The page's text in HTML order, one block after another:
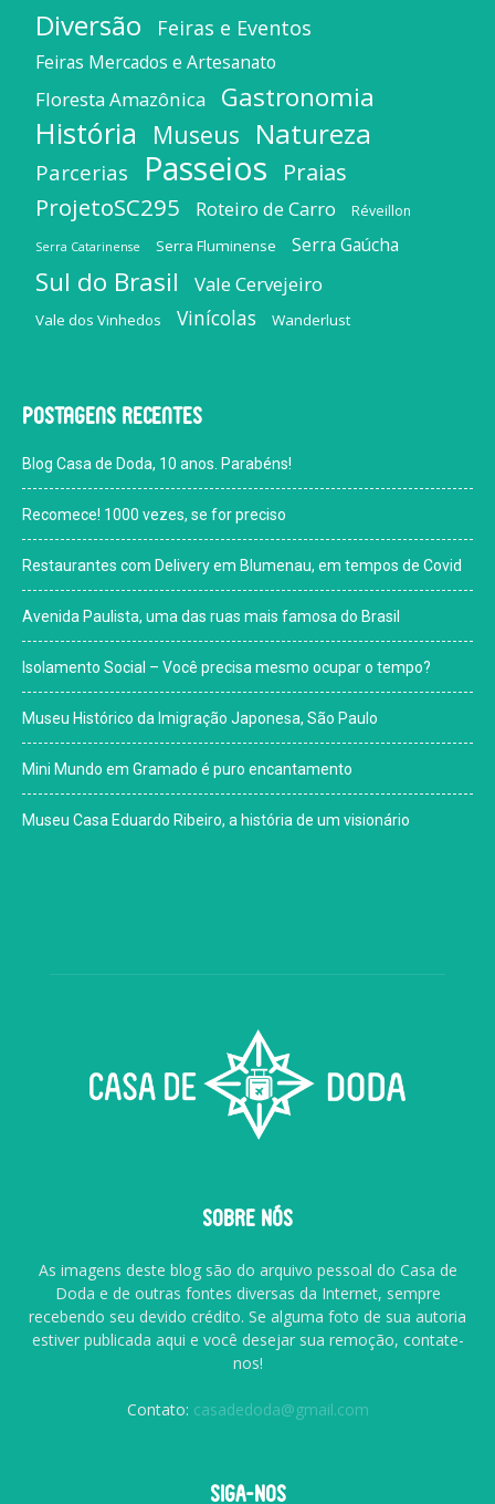
Diversão Feiras e Eventos
Feiras Mercados e Artesanato
Floresta Amazônica Gastronomia
História Museus Natureza
Parcerias Passeios
Praias
ProjetoSC295
Roteiro de Carro Réveillon
Serra Catarinense Serra Fluminense Serra Gaúcha
Sul do Brasil Vale Cervejeiro
Vale dos Vinhedos Vinícolas Wanderlust
Postagens recentes
Blog Casa de Doda, 10 anos. Parabéns!
Recomece! 1000 vezes, se for preciso
Restaurantes com Delivery em Blumenau, em tempos de Covid
Avenida Paulista, uma das ruas mais famosa do Brasil
Isolamento Social – Você precisa mesmo ocupar o tempo?
Museu Histórico da Imigração Japonesa, São Paulo
Mini Mundo em Gramado é puro encantamento
Museu Casa Eduardo Ribeiro, a história de um visionário
SOBRE NÓS
As imagens deste blog são do arquivo pessoal do Casa de
Doda e de outras fontes diversas da Internet, sempre
recebendo seu devido crédito. Se alguma foto de sua autoria
estiver publicada aqui e você desejar sua remoção, contate-
nos!
Contato: casadedoda@gmail.com
SIGA-NOS